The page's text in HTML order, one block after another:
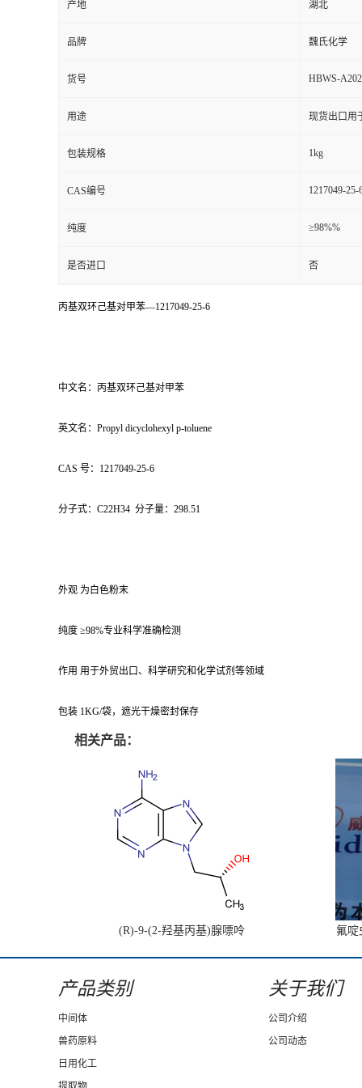
产地 湖北
品牌 魏氏化学
货号 HBWS-
用途 现货出口用
包装规格 1kg
CAS编号 1217049-25-
纯度 ≥98%%
是否进口 否
丙基双环己基对甲苯—1217049-25-6
中文名：丙基双环己基对甲苯
英文名：Propyl dicyclohexyl p-toluene
CAS 号：1217049-25-6
分子式：C22H34 分子量：298.51
外观 为白色粉末
纯度 ≥98%专业科学准确检测
作用 用于外贸出口、科学研究和化学试剂等领域
包装 1KG/袋，遮光干燥密封保存
相关产品：
(R)-9-(2-羟基丙基)腺嘌呤 氟啶
产品类别
中间体
兽药原料
日用化工
关于我们
公司介绍
公司动态